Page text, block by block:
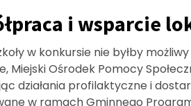
i wsparcie
w konkursie nie byłby
Miejski Ośrodek Pomocy
działania profilaktyczne i
w ramach Gminnego